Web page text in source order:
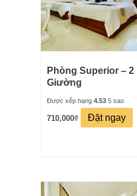
Phòng Superior – 2
Giường
Được xếp hạng 4.53 5 sao
710,000₫ Đặt ngay